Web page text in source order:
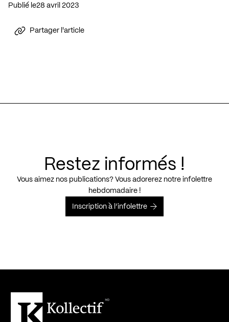
Publié le 28 avril 2023
Partager l'article
Restez informés !
Vous aimez nos publications? Vous adorerez notre infolettre
hebdomadaire !
Inscription à l’infolettre